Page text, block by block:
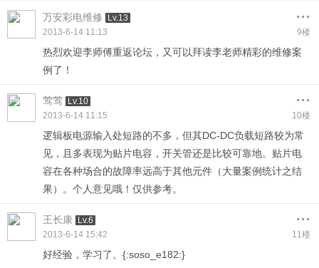
万安彩电维修 Lv.13 ...
2013-6-14 11:13 9楼
热烈欢迎李师傅重返论坛，又可以拜读李老师精彩的维修案
例了！
莺莺 Lv.10 ...
2013-6-14 11:15 10楼
逻辑板电源输入处短路的不多，但其DC-DC负载短路较为常
见，且多表现为贴片电容，开关管还是比较可靠地。贴片电
容在各种场合的故障率远高于其他元件（大量案例统计之结
果）。个人意见哦！仅供参考。
王长康 Lv.6 ...
2013-6-14 15:42 11楼
好经验，学习了。{:soso_e182:}